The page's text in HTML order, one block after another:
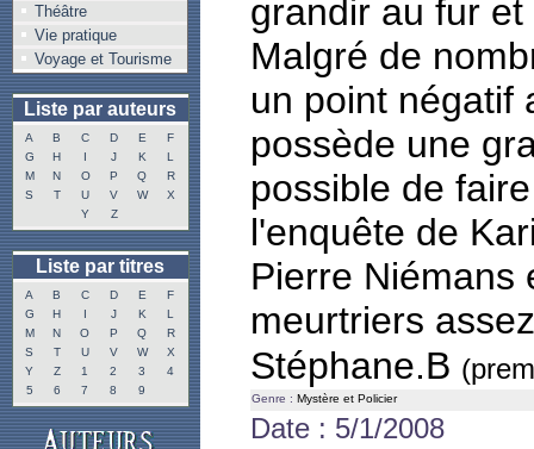
Théâtre
Vie pratique
Voyage et Tourisme
Liste par auteurs
A B C D E
F
G
H I J K
L
M
N O P Q
R
S
T U V W
X
Y
Z
Liste par titres
A B C D E
F
G
H I J K
L
M
N O P Q
R
S
T U V W
X
Y
Z 1 2 3
4
5
6 7 8 9
grandir au fur
Malgré de
un point négatif
possède une
possible de
l'enquête de
Pierre Niémans
meurtriers
Stéphane.B
Genre : Mystère et Policier
Date : 5/1/2008